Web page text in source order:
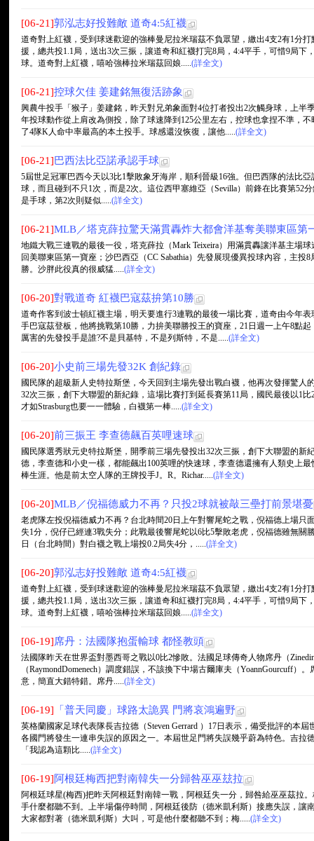
[06-21]郭泓志好投難敵 道奇4:5紅襪
道奇對上紅襪，受到球迷歡迎的強棒曼尼拉米瑞茲不負眾望，繳出4支2有1分
援，總共投1.1局，送出3次三振，讓道奇和紅襪打完8局，4:4平手，可惜9局下
球。道奇對上紅襪，嘻哈強棒拉米瑞茲回娘.....(詳全文)
[06-21]控球欠佳 姜建銘無復活跡象
興農牛投手「猴子」姜建銘，昨天對兄弟象面對4位打者投出2次觸身球，上半
年投球動作從上肩改為側投，除了球速降到125公里左右，控球也拿捏不準，
了4隊K人命中率最高的本土投手。球感還沒恢復，讓他.....(詳全文)
[06-21]巴西法比亞諾承認手球
5屆世足冠軍巴西今天以3比1擊敗象牙海岸，順利晉級16強。但巴西隊的法比
球，而且碰到不只1次，而是2次。這位西甲塞維亞（Sevilla）前鋒在比賽第52
是手球，第2次則疑似.....(詳全文)
[06-21]MLB／塔克薛拉驚天滿貫轟炸大都會洋基奪美聯東區第
地鐵大戰三連戰的最後一役，塔克薛拉（Mark Teixeira）用滿貫轟讓洋基主場
回美聯東區第一寶座；沙巴西亞（CC Sabathia）先發展現優異投球內容，主
勝。沙胖此役真的很威猛.....(詳全文)
[06-20]對戰道奇 紅襪巴寇茲拚第10勝
道奇作客到波士頓紅襪主場，明天要進行3連戰的最後一場比賽，道奇由今年
手巴寇茲登板，他將挑戰第10勝，力拚美聯勝投王的寶座，21日週一上午8點
厲害的先發投手是誰?不是貝基特，不是列斯特，不是.....(詳全文)
[06-20]小史前三場先發32K 創紀錄
國民隊的超級新人史特拉斯堡，今天回到主場先發出戰白襪，他再次發揮驚人
32次三振，創下大聯盟的新紀錄，這場比賽打到延長賽第11局，國民最後以1
才如Strasburg也要一一體驗，白襪第一棒.....(詳全文)
[06-20]前三振王 李查德飆百英哩速球
國民隊選秀狀元史特拉斯堡，開季前三場先發投出32次三振，創下大聯盟的新
德，李查德和小史一樣，都能飆出100英哩的快速球，李查德還擁有人類史上
棒生涯。他是前太空人隊的王牌投手J。R。Richar.....(詳全文)
[06-20]MLB／倪福德威力不再？只投2球就被敲三壘打前景堪憂
老虎隊左投倪福德威力不再？台北時間20日上午對響尾蛇之戰，倪福德上場只
失1分，倪仔已經連3戰失分；此戰最後響尾蛇以6比5擊敗老虎，倪福德雖無關
日（台北時間）對白襪之戰上場投0.2局失4分，.....(詳全文)
[06-20]郭泓志好投難敵 道奇4:5紅襪
道奇對上紅襪，受到球迷歡迎的強棒曼尼拉米瑞茲不負眾望，繳出4支2有1分
援，總共投1.1局，送出3次三振，讓道奇和紅襪打完8局，4:4平手，可惜9局下
球。道奇對上紅襪，嘻哈強棒拉米瑞茲回娘.....(詳全文)
[06-19]席丹：法國隊抱蛋輸球 都怪教頭
法國隊昨天在世界盃對墨西哥之戰以0比2慘敗。法國足球傳奇人物席丹（
（RaymondDomenech）調度錯誤，不該換下中場古爾庫夫（YoannGourcuff
意，簡直大錯特錯。席丹.....(詳全文)
[06-19] 「普天同慶」球路太詭異 門將哀鴻遍野
英格蘭國家足球代表隊長吉拉德（Steven Gerrard ）17日表示，備受批評的本
各國門將發生一連串失誤的原因之一。本屆世足門將失誤幾乎蔚為特色。吉拉
「我認為這顆比.....(詳全文)
[06-19]阿根廷梅西把對南韓失一分歸咎巫巫玆拉
阿根廷球星(梅西)把昨天阿根廷對南韓一戰，阿根廷失一分，歸咎給巫巫茲拉
手什麼都聽不到。上半場傷停時間，阿根廷後防（德米凱利斯）接應失誤，讓
大家都對著（德米凱利斯）大叫，可是他什麼都聽不到；梅.....(詳全文)